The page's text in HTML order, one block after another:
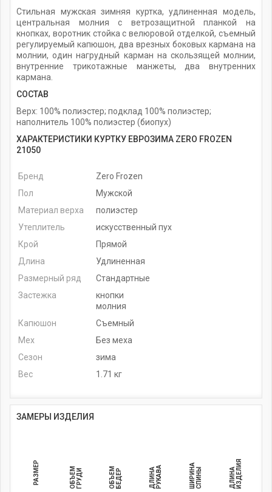
Стильная мужская зимняя куртка, удлиненная модель,
центральная молния с ветрозащитной планкой на
кнопках, воротник стойка с велюровой отделкой, съемный
регулируемый капюшон, два врезных боковых кармана на
молнии, один нагрудный карман на скользящей молнии,
внутренние трикотажные манжеты, два внутренних
кармана.
СОСТАВ
Верх: 100% полиэстер; подклад 100% полиэстер;
наполнитель 100% полиэстер (биопух)
ХАРАКТЕРИСТИКИ КУРТКУ ЕВРОЗИМА ZERO FROZEN
21050
Бренд
Zero Frozen
Пол
Мужской
Материал верха
полиэстер
Утеплитель
искусственный пух
Крой
Прямой
Длина
Удлиненная
Размерный ряд
Стандартные
Застежка
кнопки
молния
Капюшон
Съемный
Мех
Без меха
Сезон
зима
Вес
1.71 кг
ЗАМЕРЫ ИЗДЕЛИЯ
РАЗМЕР ОБЪЕМГРУДИ ОБЪЕМБЕДЕР ДЛИНАРУКАВА ШИРИНАСПИНЫ ДЛИНАИЗДЕЛИЯ